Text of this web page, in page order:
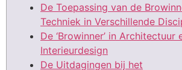
De Toepassing van de
Techniek in Verschillende
De ‘Browinner’ in Architectuur
Interieurdesign
De Uitdagingen bij het